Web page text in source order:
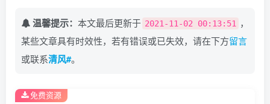
温馨提示： 本文最后更新于 2021-11-02 00:13:51
，
某些文章具有时效性，若有错误或已失效，请在下方留言
或联系清风#。
免费资源